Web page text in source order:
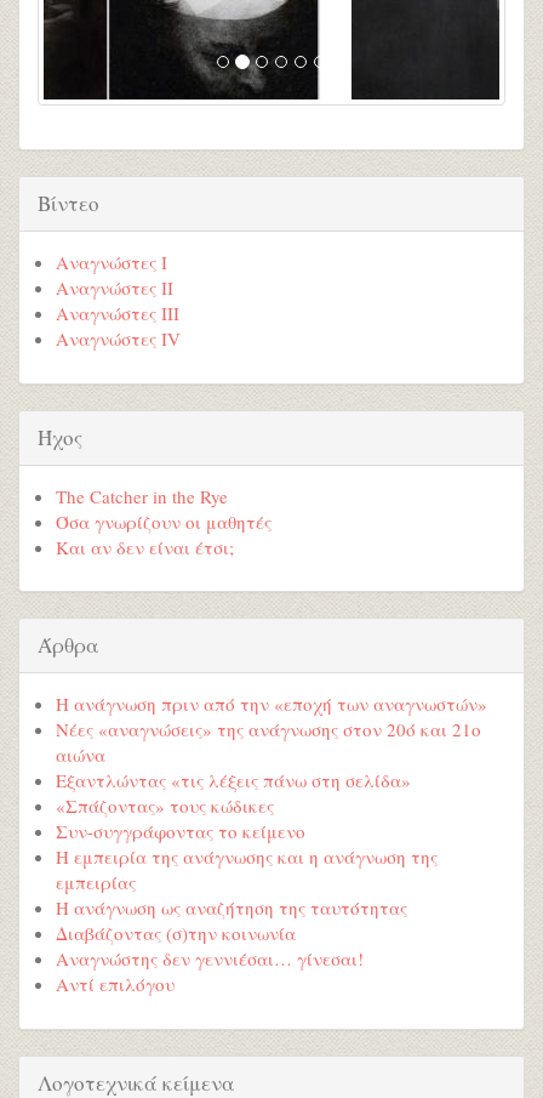
Βίντεο
Αναγνώστες Ι
Αναγνώστες ΙΙ
Αναγνώστες ΙΙI
Αναγνώστες ΙV
Ήχος
The Catcher in the Rye
Όσα γνωρίζουν οι μαθητές
Και αν δεν είναι έτσι;
Άρθρα
Η ανάγνωση πριν από την «εποχή των αναγνωστών»
Νέες «αναγνώσεις» της ανάγνωσης στον 20ό και 21ο
αιώνα
Εξαντλώντας «τις λέξεις πάνω στη σελίδα»
«Σπάζοντας» τους κώδικες
Συν-συγγράφοντας το κείμενο
Η εμπειρία της ανάγνωσης και η ανάγνωση της
εμπειρίας
Η ανάγνωση ως αναζήτηση της ταυτότητας
Διαβάζοντας (σ)την κοινωνία
Αναγνώστης δεν γεννιέσαι… γίνεσαι!
Αντί επιλόγου
Λογοτεχνικά κείμενα